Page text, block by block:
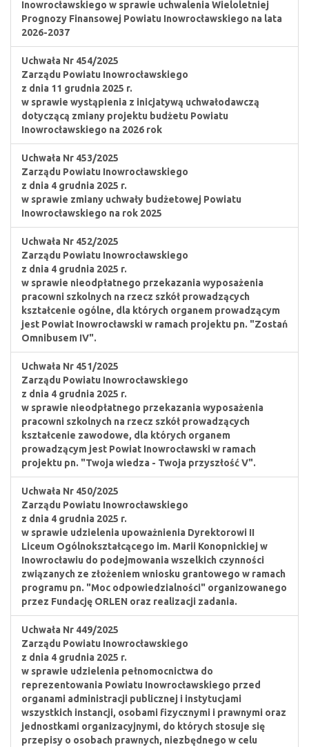
Inowrocławskiego w sprawie uchwalenia Wieloletniej
Prognozy Finansowej Powiatu Inowrocławskiego na lata
2026-2037
Uchwała Nr 454/2025
Zarządu Powiatu Inowrocławskiego
z dnia 11 grudnia 2025 r.
w sprawie wystąpienia z inicjatywą uchwałodawczą
dotyczącą zmiany projektu budżetu Powiatu
Inowrocławskiego na 2026 rok
Uchwała Nr 453/2025
Zarządu Powiatu Inowrocławskiego
z dnia 4 grudnia 2025 r.
w sprawie zmiany uchwały budżetowej Powiatu
Inowrocławskiego na rok 2025
Uchwała Nr 452/2025
Zarządu Powiatu Inowrocławskiego
z dnia 4 grudnia 2025 r.
w sprawie nieodpłatnego przekazania wyposażenia
pracowni szkolnych na rzecz szkół prowadzących
kształcenie ogólne, dla których organem prowadzącym
jest Powiat Inowrocławski w ramach projektu pn. "Zostań
Omnibusem IV".
Uchwała Nr 451/2025
Zarządu Powiatu Inowrocławskiego
z dnia 4 grudnia 2025 r.
w sprawie nieodpłatnego przekazania wyposażenia
pracowni szkolnych na rzecz szkół prowadzących
kształcenie zawodowe, dla których organem
prowadzącym jest Powiat Inowrocławski w ramach
projektu pn. "Twoja wiedza - Twoja przyszłość V".
Uchwała Nr 450/2025
Zarządu Powiatu Inowrocławskiego
z dnia 4 grudnia 2025 r.
w sprawie udzielenia upoważnienia Dyrektorowi II
Liceum Ogólnokształcącego im. Marii Konopnickiej w
Inowrocławiu do podejmowania wszelkich czynności
związanych ze złożeniem wniosku grantowego w ramach
programu pn. "Moc odpowiedzialności" organizowanego
przez Fundację ORLEN oraz realizacji zadania.
Uchwała Nr 449/2025
Zarządu Powiatu Inowrocławskiego
z dnia 4 grudnia 2025 r.
w sprawie udzielenia pełnomocnictwa do
reprezentowania Powiatu Inowrocławskiego przed
organami administracji publicznej i instytucjami
wszystkich instancji, osobami fizycznymi i prawnymi oraz
jednostkami organizacyjnymi, do których stosuje się
przepisy o osobach prawnych, niezbędnego w celu